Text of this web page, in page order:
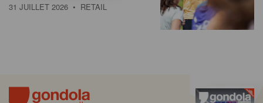
31 JUILLET 2026 • RETAIL